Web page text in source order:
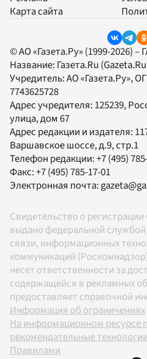
Карта сайта
© АО «Газета.Ру» (1999-2026) –
Название: Газета.Ru
Учредитель:АО «Газета.Ру»,
7743625728
Адрес учредителя: 125239,
улица, дом 67
Адрес редакции и издателя:
Варшавское шоссе, д.9, стр.1
Телефон редакции:+7 (495)
Факс:+7 (495) 785-17-01
Электронная почта:
Свидетельство о
выдано федеральной
связи, информационных
коммуникаций
несет ответственности за
содержащейся в рекламных
предоставляет справочной
Информация об ограничениях
На информационном ресурсе
рекомендательные
Правилами